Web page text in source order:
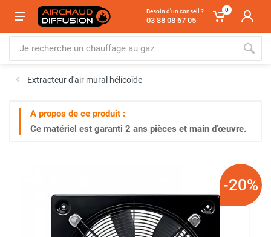
Besoin d'un conseil ?
03 88 08 67 05
0
Extracteur d'air mural hélicoïde
A propos de ce produit :
Ce matériel est garanti 2 ans pièces et main d’œuvre.
-20%